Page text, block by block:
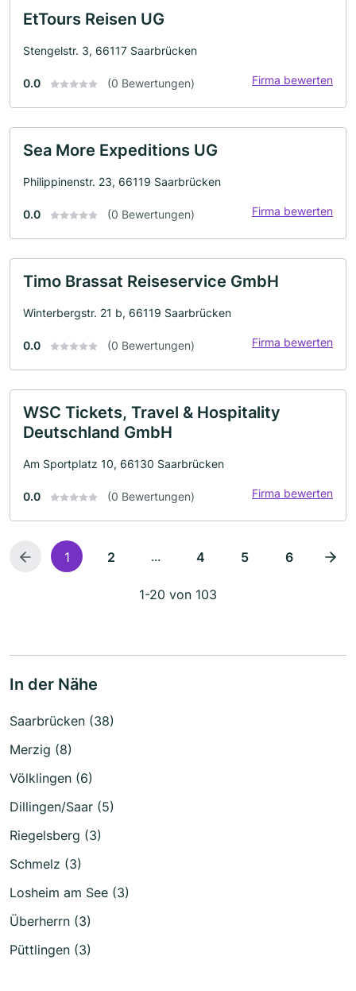
EtTours Reisen UG
Stengelstr. 3, 66117 Saarbrücken
0.0 (0 Bewertungen) Firma bewerten
Sea More Expeditions UG
Philippinenstr. 23, 66119 Saarbrücken
0.0 (0 Bewertungen) Firma bewerten
Timo Brassat Reiseservice GmbH
Winterbergstr. 21 b, 66119 Saarbrücken
0.0 (0 Bewertungen) Firma bewerten
WSC Tickets, Travel & Hospitality
Deutschland GmbH
Am Sportplatz 10, 66130 Saarbrücken
0.0 (0 Bewertungen) Firma bewerten
1 2 ... 4 5 6
1-20 von 103
In der Nähe
Saarbrücken (38)
Merzig (8)
Völklingen (6)
Dillingen/Saar (5)
Riegelsberg (3)
Schmelz (3)
Losheim am See (3)
Überherrn (3)
Püttlingen (3)